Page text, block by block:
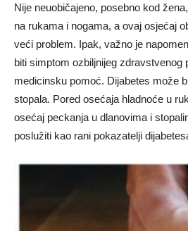
Nije neuobičajeno, posebno kod
na rukama i nogama, a ovaj osjećaj
veći problem. Ipak, važno je
biti simptom ozbiljnijeg zdravstvenog
medicinsku pomoć. Dijabetes može
stopala. Pored osećaja hladnoće u
osećaj peckanja u dlanovima i
poslužiti kao rani pokazatelji